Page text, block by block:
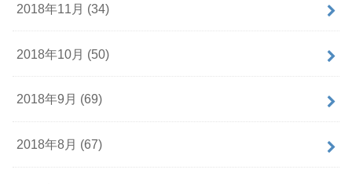
2018年11月 (34)
2018年10月 (50)
2018年9月 (69)
2018年8月 (67)